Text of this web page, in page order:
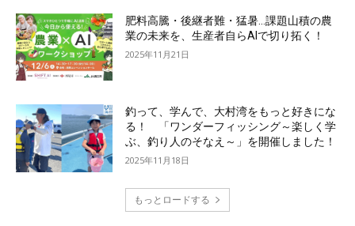
肥料高騰・後継者難・猛暑…課題山積の農
業の未来を、生産者自らAIで切り拓く！
2025年11月21日
釣って、学んで、大村湾をもっと好きにな
る！ 「ワンダーフィッシング～楽しく学
ぶ、釣り人のそなえ～」を開催しました！
2025年11月18日
もっとロードする